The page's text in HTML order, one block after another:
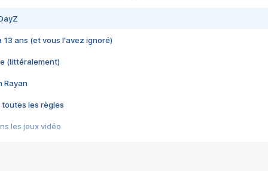
13 ans (et vous l'avez ignoré)
(littéralement)
Rayan
toutes les règles
les jeux vidéo